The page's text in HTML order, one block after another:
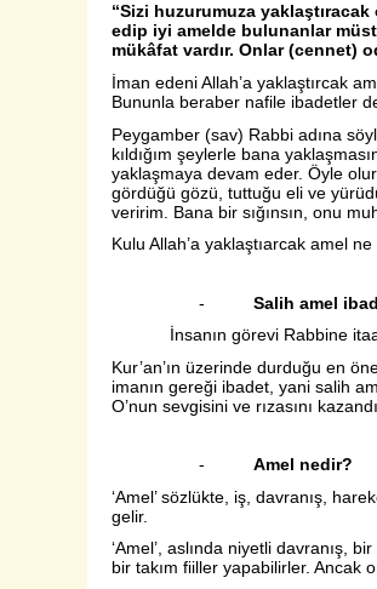
“Sizi huzurumuza yaklaştıracak
edip iyi amelde bulunanlar
mükâfat vardır. Onlar (cennet)
İman edeni Allah’a yaklaştırcak
Bununla beraber nafile ibadetler
Peygamber (sav) Rabbi adına
kıl­dığım şeylerle bana
yaklaşmaya devam eder. Öyle
gördüğü gözü, tuttuğu eli ve
veririm. Bana bir sığınsın, onu
Kulu Allah’a yaklaştıarcak amel
- Salih amel
İnsanın görevi Rabbine itaat
Kur’an’ın üzerinde durduğu en
imanın gereği ibadet, yani salih
O’nun sevgisini ve rızasını
- Amel nedir?
‘Amel’ sözlükte, iş, davranış,
gelir.
‘Amel’, aslında niyetli davranış,
bir takım fiiller yapabilirler. Ancak